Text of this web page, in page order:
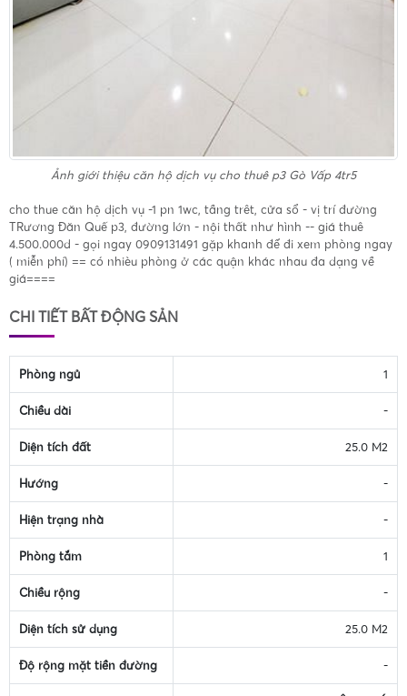
Ảnh giới thiệu căn hộ dịch vụ cho thuê p3 Gò Vấp 4tr5
cho thue căn hộ dịch vụ -1 pn 1wc, tầng trêt, cửa sổ - vị trí đường
TRương Đăn Quế p3, đường lớn - nội thất như hình -- giá thuê
4.500.000d - gọi ngay 0909131491 gặp khanh để đi xem phòng ngay
( miễn phí) == có nhièu phòng ở các quận khác nhau đa dạng về
giá====
CHI TIẾT BẤT ĐỘNG SẢN
Phòng ngủ 1
Chiều dài -
Diện tích đất 25.0 M2
Hướng -
Hiện trạng nhà -
Phòng tắm 1
Chiều rộng -
Diện tích sử dụng 25.0 M2
Độ rộng mặt tiền đường -